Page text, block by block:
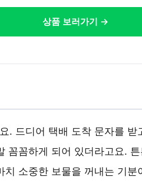
상품 보러가기 →
. 드디어 택배 도착 문자를 받
꼼꼼하게 되어 있더라고요.
소중한 보물을 꺼내는 기분